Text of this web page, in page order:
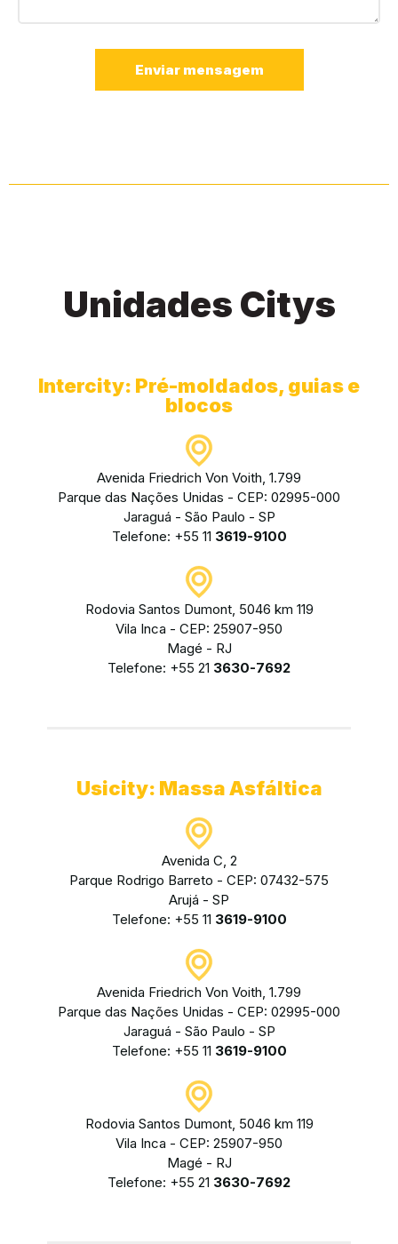
Enviar mensagem
Unidades Citys
Intercity: Pré-moldados, guias e
blocos
Avenida Friedrich Von Voith, 1.799
Parque das Nações Unidas - CEP: 02995-000
Jaraguá - São Paulo - SP
Telefone: +55 11 3619-9100
Rodovia Santos Dumont, 5046 km 119
Vila Inca - CEP: 25907-950
Magé - RJ
Telefone: +55 21 3630-7692
Usicity: Massa Asfáltica
Avenida C, 2
Parque Rodrigo Barreto - CEP: 07432-575
Arujá - SP
Telefone: +55 11 3619-9100
Avenida Friedrich Von Voith, 1.799
Parque das Nações Unidas - CEP: 02995-000
Jaraguá - São Paulo - SP
Telefone: +55 11 3619-9100
Rodovia Santos Dumont, 5046 km 119
Vila Inca - CEP: 25907-950
Magé - RJ
Telefone: +55 21 3630-7692